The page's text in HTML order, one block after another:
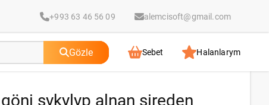
+993 63 46 56 09 alemcisoft@gmail.com
Gözle Sebet Halanlarym
sykylyp alnan şireden